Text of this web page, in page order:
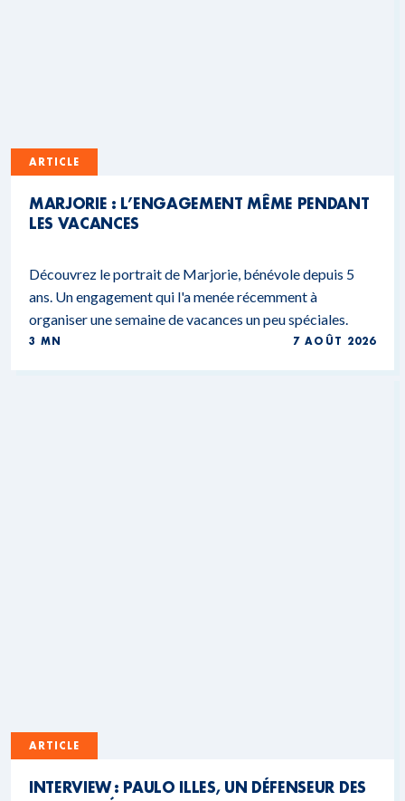
ARTICLE
MARJORIE : L’ENGAGEMENT MÊME PENDANT
LES VACANCES
Découvrez le portrait de Marjorie, bénévole depuis 5
ans. Un engagement qui l'a menée récemment à
organiser une semaine de vacances un peu spéciales.
3 MN 7 AOÛT 2026
ARTICLE
INTERVIEW : PAULO ILLES, UN DÉFENSEUR DES